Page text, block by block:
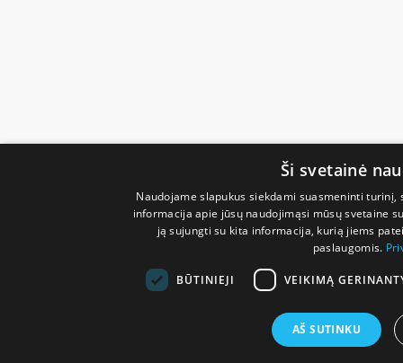
Ši svetainė
Naudojame slapukus siekdami suasmeninti
informacija apie jūsų naudojimąsi mūsų svetaine
ją sujungti su kita informacija, kurią jiems
paslaugomis.
BŪTINIEJI VEIKIMĄ
AŠ SUTINKU